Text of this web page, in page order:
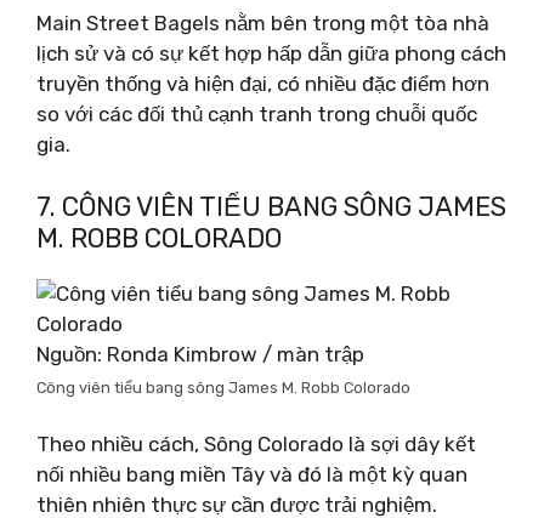
Main Street Bagels nằm bên trong một tòa nhà
lịch sử và có sự kết hợp hấp dẫn giữa phong cách
truyền thống và hiện đại, có nhiều đặc điểm hơn
so với các đối thủ cạnh tranh trong chuỗi quốc
gia.
7. CÔNG VIÊN TIỂU BANG SÔNG JAMES
M. ROBB COLORADO
Nguồn: Ronda Kimbrow / màn trập
Công viên tiểu bang sông James M. Robb Colorado
Theo nhiều cách, Sông Colorado là sợi dây kết
nối nhiều bang miền Tây và đó là một kỳ quan
thiên nhiên thực sự cần được trải nghiệm.